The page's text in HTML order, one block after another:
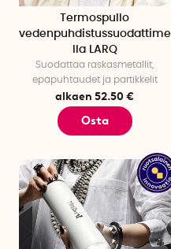
Termospullo
vedenpuhdistussuodattime
lla LARQ
Suodattaa raskasmetallit,
epäpuhtaudet ja partikkelit
alkaen 52.50 €
Osta